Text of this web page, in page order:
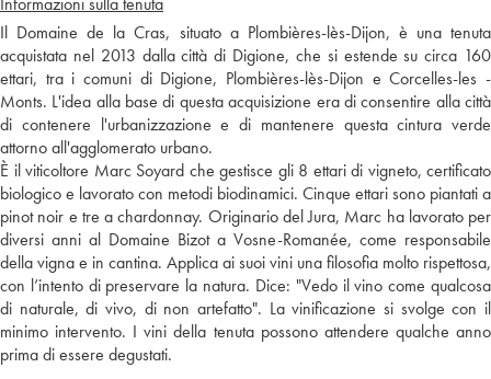
Il Domaine de la Cras, situato a Plombières-lès-Dijon, è una tenuta
acquistata nel 2013 dalla città di Digione, che si estende su circa 160
ettari, tra i comuni di Digione, Plombières-lès-Dijon e Corcelles-les -
Monts. L'idea alla base di questa acquisizione era di consentire alla città
di contenere l'urbanizzazione e di mantenere questa cintura verde
attorno all'agglomerato urbano.
È il viticoltore Marc Soyard che gestisce gli 8 ettari di vigneto, certificato
biologico e lavorato con metodi biodinamici. Cinque ettari sono piantati a
pinot noir e tre a chardonnay. Originario del Jura, Marc ha lavorato per
diversi anni al Domaine Bizot a Vosne-Romanée, come responsabile
della vigna e in cantina. Applica ai suoi vini una filosofia molto rispettosa,
con l’intento di preservare la natura. Dice: "Vedo il vino come qualcosa
di naturale, di vivo, di non artefatto". La vinificazione si svolge con il
minimo intervento. I vini della tenuta possono attendere qualche anno
prima di essere degustati.